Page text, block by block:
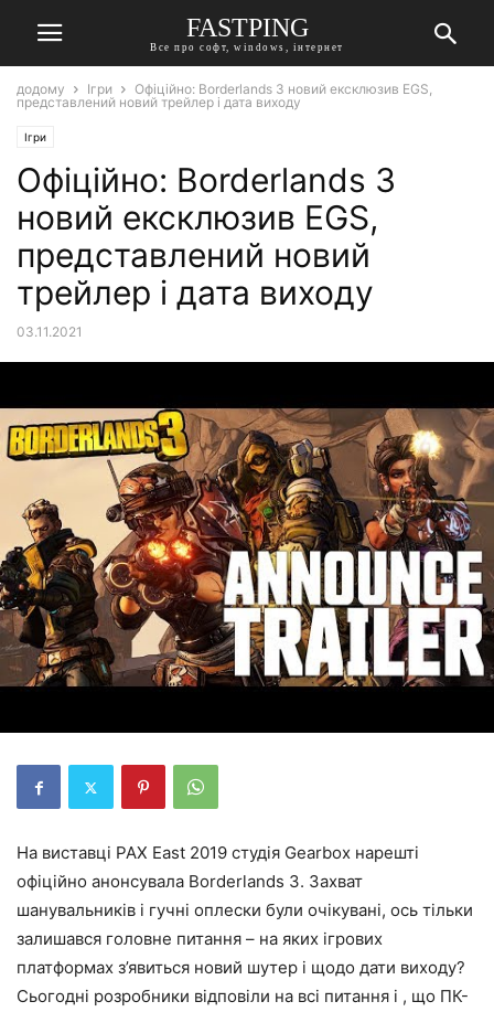
FASTPING
Все про софт, windows, інтернет
додому Ігри
Офіційно: Borderlands 3 новий ексклюзив EGS,
представлений новий трейлер і дата виходу
Ігри
Офіційно: Borderlands 3
новий ексклюзив EGS,
представлений новий
трейлер і дата виходу
03.11.2021
На виставці PAX East 2019 студія Gearbox нарешті
офіційно анонсувала Borderlands 3. Захват
шанувальників і гучні оплески були очікувані, ось тільки
залишався головне питання – на яких ігрових
платформах з’явиться новий шутер і щодо дати виходу?
Сьогодні розробники відповіли на всі питання і , що ПК-